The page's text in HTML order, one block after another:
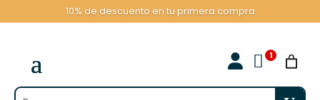
10% de descuento en tu primera compra
